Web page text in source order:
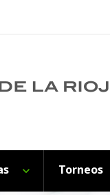
Torneos